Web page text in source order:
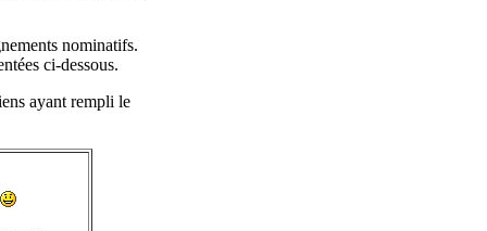
nominatifs.
ci-dessous.
ayant rempli le